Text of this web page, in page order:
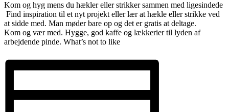
Kom og hyg mens du hækler eller strikker sammen med ligesindede
Find inspiration til et nyt projekt eller lær at hækle eller strikke ved
at sidde med. Man møder bare op og det er gratis at deltage.
Kom og vær med. Hygge, god kaffe og lækkerier til lyden af
arbejdende pinde. What’s not to like